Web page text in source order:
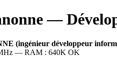
—
(ingénieur développeur
— RAM : 640K OK